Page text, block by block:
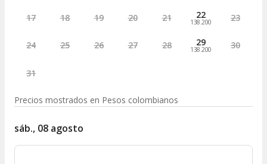
17 18 19 20 21 22
138.200 23
24 25 26 27 28 29
138.200 30
31
Precios mostrados en Pesos colombianos
sáb., 08 agosto